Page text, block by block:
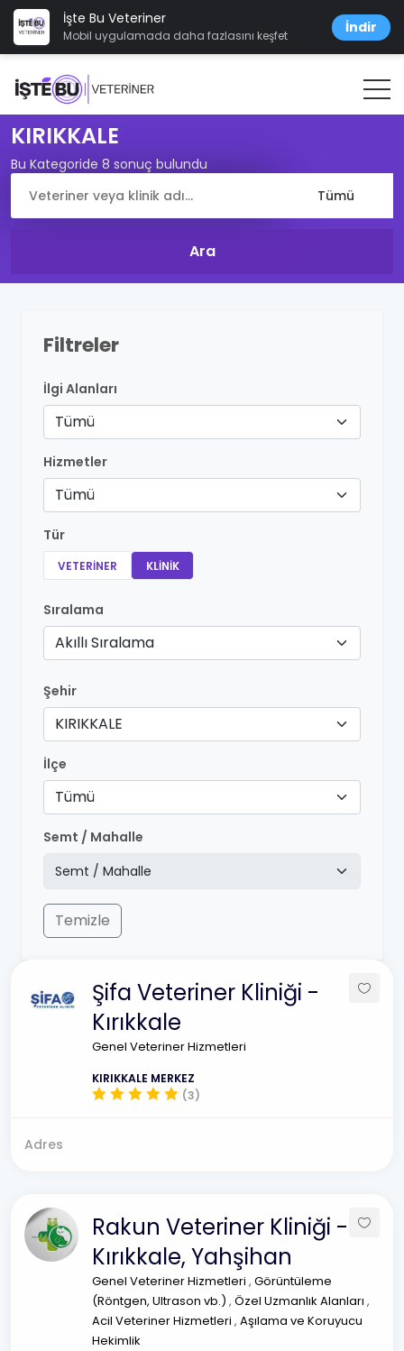
İşte Bu Veteriner
Mobil uygulamada daha fazlasını keşfet İndir
KIRIKKALE
Bu Kategoride 8 sonuç bulundu
Filtreler
İlgi Alanları
Tümü
Hizmetler
Tümü
Tür
VETERINER KLINIK
Sıralama
Akıllı Sıralama
Şehir
KIRIKKALE
İlçe
Tümü
Semt / Mahalle
Temizle
Şifa Veteriner Kliniği -
Kırıkkale
Genel Veteriner Hizmetleri
KIRIKKALE MERKEZ
(3)
Adres
Rakun Veteriner Kliniği -
Kırıkkale, Yahşihan
Genel Veteriner Hizmetleri , Görüntüleme
(Röntgen, Ultrason vb.) , Özel Uzmanlık Alanları ,
Acil Veteriner Hizmetleri , Aşılama ve Koruyucu
Hekimlik